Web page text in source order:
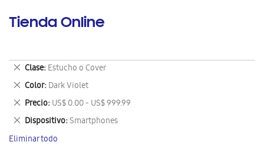
Tienda Online
Clase Estucho o Cover
Eliminar
este
artículo
Color Dark Violet
Eliminar
este
artículo
Precio US$ 0.00 - US$ 999.99
Eliminar
este
artículo
Dispositivo Smartphones
Eliminar
este
artículo
Eliminar todo